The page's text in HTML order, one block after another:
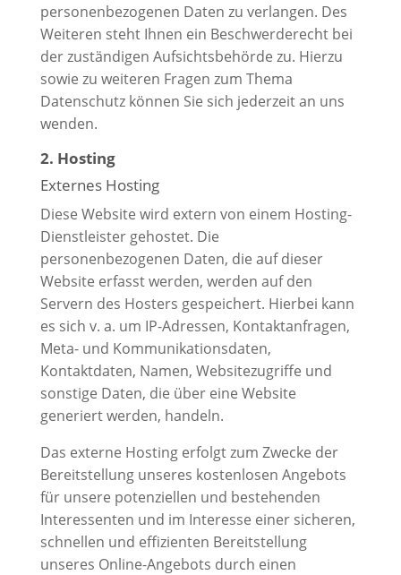
personenbezogenen Daten zu verlangen. Des
Weiteren steht Ihnen ein Beschwerderecht bei
der zuständigen Aufsichtsbehörde zu. Hierzu
sowie zu weiteren Fragen zum Thema
Datenschutz können Sie sich jederzeit an uns
wenden.
2. Hosting
Externes Hosting
Diese Website wird extern von einem Hosting-
Dienstleister gehostet. Die
personenbezogenen Daten, die auf dieser
Website erfasst werden, werden auf den
Servern des Hosters gespeichert. Hierbei kann
es sich v. a. um IP-Adressen, Kontaktanfragen,
Meta- und Kommunikationsdaten,
Kontaktdaten, Namen, Websitezugriffe und
sonstige Daten, die über eine Website
generiert werden, handeln.
Das externe Hosting erfolgt zum Zwecke der
Bereitstellung unseres kostenlosen Angebots
für unsere potenziellen und bestehenden
Interessenten und im Interesse einer sicheren,
schnellen und effizienten Bereitstellung
unseres Online-Angebots durch einen